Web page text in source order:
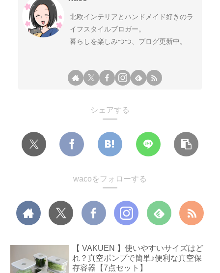
北欧インテリアとハンドメイド好きのラ
イフスタイルブロガー。
暮らしを楽しみつつ、ブログ更新中。
シェアする
wacoをフォローする
【 VAKUEN 】使いやすいサイズはど
れ？真空ポンプで簡単♪便利な真空保
存容器【7点セット】